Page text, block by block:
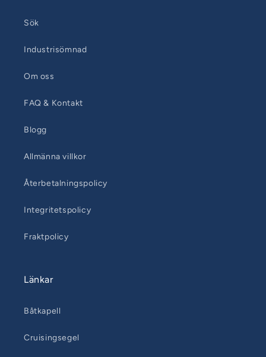
Sök
Industrisömnad
Om oss
FAQ & Kontakt
Blogg
Allmänna villkor
Återbetalningspolicy
Integritetspolicy
Fraktpolicy
Länkar
Båtkapell
Cruisingsegel